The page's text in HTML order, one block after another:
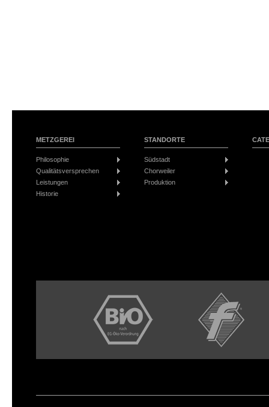
METZGEREI
Philosophie
Qualitätsversprechen
Leistungen
Historie
STANDORTE
Südstadt
Chorweiler
Produktion